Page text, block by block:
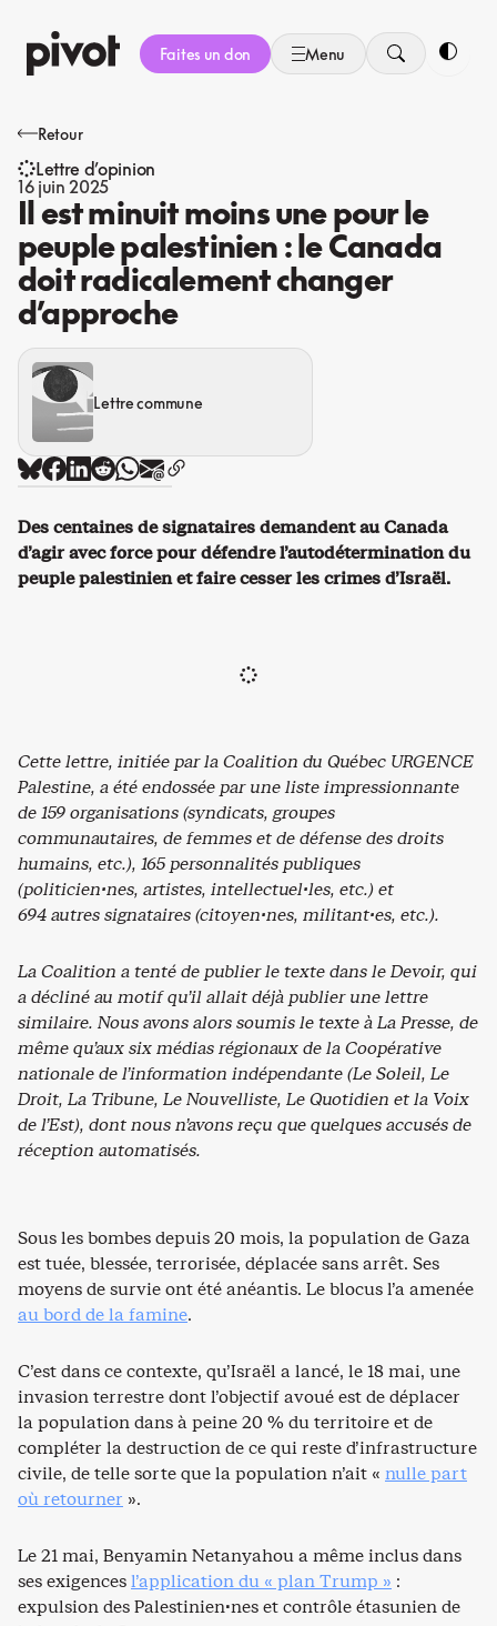
au
contenu
Faites un don Menu
Retour
Lettre d’opinion
16 juin 2025
Il est minuit moins une pour le
peuple palestinien : le Canada
doit radicalement changer
d’approche
Lettre commune
Des centaines de signataires demandent au Canada
d’agir avec force pour défendre l’autodétermination du
peuple palestinien et faire cesser les crimes d’Israël.
Cette lettre, initiée par la Coalition du Québec URGENCE
Palestine, a été endossée par une liste impressionnante
de 159 organisations (syndicats, groupes
communautaires, de femmes et de défense des droits
humains, etc.), 165 personnalités publiques
(politicien·nes, artistes, intellectuel·les, etc.) et
694 autres signataires (citoyen·nes, militant·es, etc.).
La Coalition a tenté de publier le texte dans le Devoir, qui
a décliné au motif qu’il allait déjà publier une lettre
similaire. Nous avons alors soumis le texte à La Presse, de
même qu’aux six médias régionaux de la Coopérative
nationale de l’information indépendante (Le Soleil, Le
Droit, La Tribune, Le Nouvelliste, Le Quotidien et la Voix
de l’Est), dont nous n’avons reçu que quelques accusés de
réception automatisés.
Sous les bombes depuis 20 mois, la population de Gaza
est tuée, blessée, terrorisée, déplacée sans arrêt. Ses
moyens de survie ont été anéantis. Le blocus l’a amenée
au bord de la famine.
C’est dans ce contexte, qu’Israël a lancé, le 18 mai, une
invasion terrestre dont l’objectif avoué est de déplacer
la population dans à peine 20 % du territoire et de
compléter la destruction de ce qui reste d’infrastructure
civile, de telle sorte que la population n’ait « nulle part
où retourner ».
Le 21 mai, Benyamin Netanyahou a même inclus dans
ses exigencesl’application du « plan Trump » :
expulsion des Palestinien·nes et contrôle étasunien de